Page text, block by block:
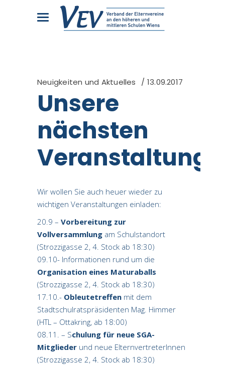
Neuigkeiten und Aktuelles 13.09.2017
Unsere
nächsten
Wir wollen Sie auch heuer wieder zu
wichtigen Veranstaltungen einladen:
20.9 – Vorbereitung zur
Vollversammlung am Schulstandort
(Strozzigasse 2, 4. Stock ab 18:30)
09.10- Informationen rund um die
Organisation eines Maturaballs
(Strozzigasse 2, 4. Stock ab 18:30)
17.10.- Obleutetreffen mit dem
Stadtschulratspräsidenten Mag. Himmer
(HTL – Ottakring, ab 18:00)
08.11. – Schulung für neue SGA-
Mitglieder und neue ElternvertreterInnen
(Strozzigasse 2, 4. Stock ab 18:30)